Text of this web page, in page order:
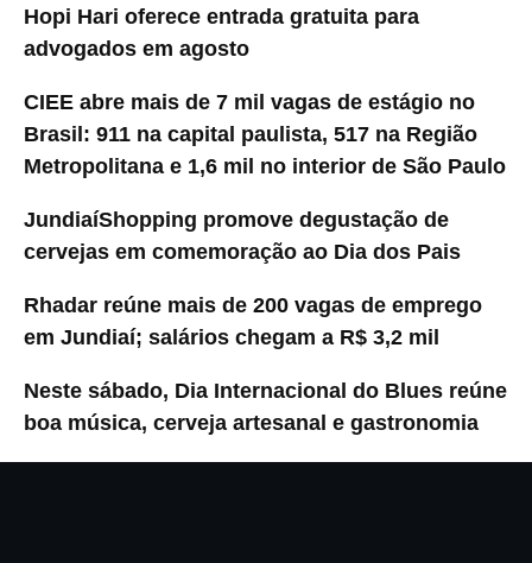
Hopi Hari oferece entrada gratuita para
advogados em agosto
CIEE abre mais de 7 mil vagas de estágio no
Brasil: 911 na capital paulista, 517 na Região
Metropolitana e 1,6 mil no interior de São Paulo
JundiaíShopping promove degustação de
cervejas em comemoração ao Dia dos Pais
Rhadar reúne mais de 200 vagas de emprego
em Jundiaí; salários chegam a R$ 3,2 mil
Neste sábado, Dia Internacional do Blues reúne
boa música, cerveja artesanal e gastronomia